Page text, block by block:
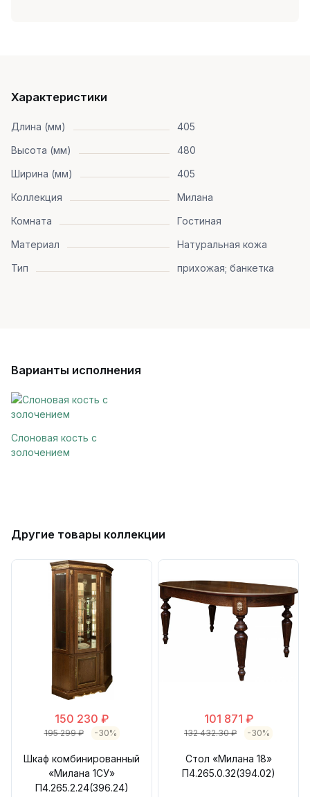
Характеристики
Длина (мм)
405
Высота (мм)
480
Ширина (мм)
405
Коллекция
Милана
Комната
Гостиная
Материал
Натуральная кожа
Тип
прихожая; банкетка
Варианты исполнения
Слоновая кость с
золочением
Другие товары коллекции
150 230 ₽
195 299 ₽ -30%
Шкаф комбинированный
«Милана 1СУ»
П4.265.2.24(396.24)
101 871 ₽
132 432.30 ₽ -30%
Стол «Милана 18»
П4.265.0.32(394.02)